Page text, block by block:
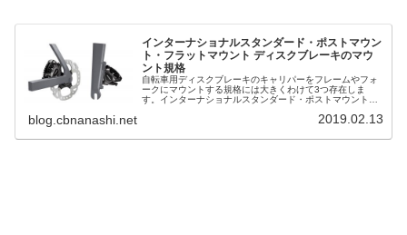
インターナショナルスタンダード・ポストマウン
ト・フラットマウント ディスクブレーキのマウ
ント規格
自転車用ディスクブレーキのキャリパーをフレームやフォ
ークにマウントする規格には大きくわけて3つ存在しま
す。インターナショナルスタンダード・ポストマウント・
blog.cbnanashi.net 2019.02.13